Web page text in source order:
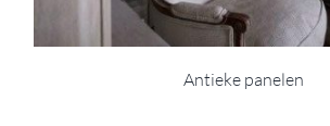
Antieke panelen